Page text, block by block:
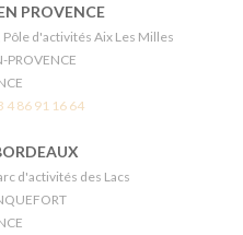
PROVENCE
d'activités Aix Les Milles
PROVENCE
4 86 91 16 64
d'activités des Lacs